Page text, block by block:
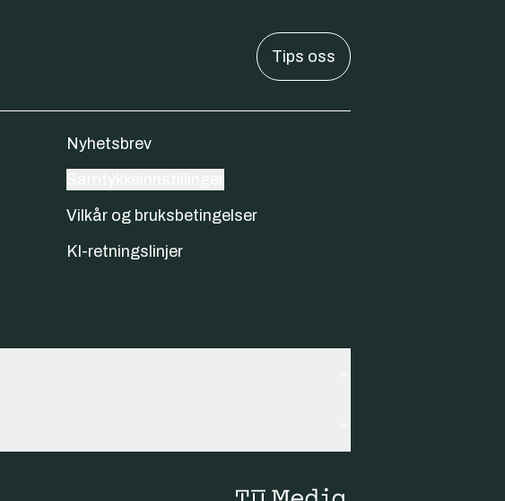
Tips oss
Nyhetsbrev
Vilkår og bruksbetingelser
KI-retningslinjer